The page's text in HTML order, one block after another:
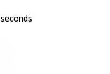
seconds